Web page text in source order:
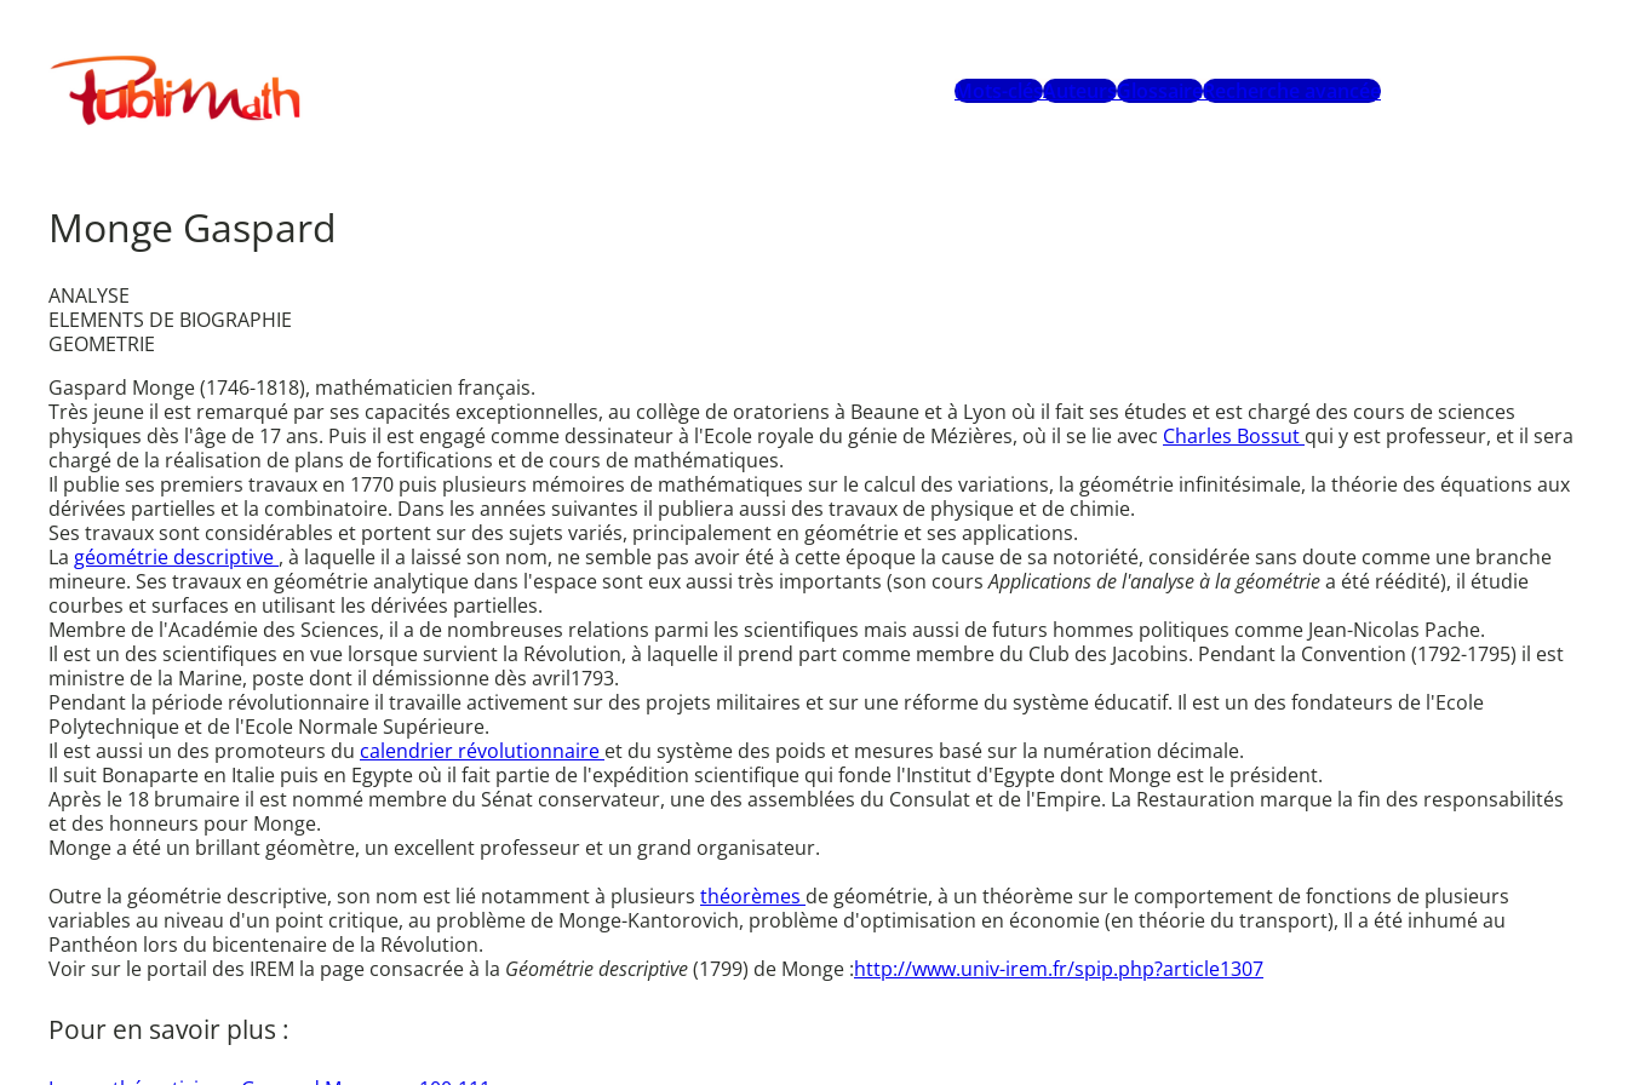
contenuPublimath
Mots-clésAuteursGlossaireRecherche avancée
Monge Gaspard
ANALYSE
ELEMENTS DE BIOGRAPHIE
GEOMETRIE
Gaspard Monge (1746-1818), mathématicien français.
Très jeune il est remarqué par ses capacités exceptionnelles, au collège de oratoriens à Beaune et à Lyon où il fait ses études et est chargé des cours de sciences
physiques dès l'âge de 17 ans. Puis il est engagé comme dessinateur à l'Ecole royale du génie de Mézières, où il se lie avec Charles Bossut qui y est professeur, et il sera
chargé de la réalisation de plans de fortifications et de cours de mathématiques.
Il publie ses premiers travaux en 1770 puis plusieurs mémoires de mathématiques sur le calcul des variations, la géométrie infinitésimale, la théorie des équations aux
dérivées partielles et la combinatoire. Dans les années suivantes il publiera aussi des travaux de physique et de chimie.
Ses travaux sont considérables et portent sur des sujets variés, principalement en géométrie et ses applications.
La géométrie descriptive , à laquelle il a laissé son nom, ne semble pas avoir été à cette époque la cause de sa notoriété, considérée sans doute comme une branche
mineure. Ses travaux en géométrie analytique dans l'espace sont eux aussi très importants (son coursApplications de l'analyse à la géométriea été réédité), il étudie
courbes et surfaces en utilisant les dérivées partielles.
Membre de l'Académie des Sciences, il a de nombreuses relations parmi les scientifiques mais aussi de futurs hommes politiques comme Jean-Nicolas Pache.
Il est un des scientifiques en vue lorsque survient la Révolution, à laquelle il prend part comme membre du Club des Jacobins. Pendant la Convention (1792-1795) il est
ministre de la Marine, poste dont il démissionne dès avril1793.
Pendant la période révolutionnaire il travaille activement sur des projets militaires et sur une réforme du système éducatif. Il est un des fondateurs de l'Ecole
Polytechnique et de l'Ecole Normale Supérieure.
Il est aussi un des promoteurs du calendrier révolutionnaire et du système des poids et mesures basé sur la numération décimale.
Il suit Bonaparte en Italie puis en Egypte où il fait partie de l'expédition scientifique qui fonde l'Institut d'Egypte dont Monge est le président.
Après le 18 brumaire il est nommé membre du Sénat conservateur, une des assemblées du Consulat et de l'Empire. La Restauration marque la fin des responsabilités
et des honneurs pour Monge.
Monge a été un brillant géomètre, un excellent professeur et un grand organisateur.
Outre la géométrie descriptive, son nom est lié notamment à plusieurs théorèmes de géométrie, à un théorème sur le comportement de fonctions de plusieurs
variables au niveau d'un point critique, au problème de Monge-Kantorovich, problème d'optimisation en économie (en théorie du transport), Il a été inhumé au
Panthéon lors du bicentenaire de la Révolution.
Voir sur le portail des IREM la page consacrée à la Géométrie descriptive(1799) de Monge :http://www.univ-irem.fr/spip.php?article1307
Pour en savoir plus :